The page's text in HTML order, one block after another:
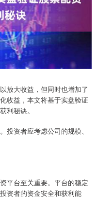
放大收益，但同时也增加了
收益，本文将基于实盘验证
利秘诀。
投资者应考虑公司的规模、
平台至关重要。平台的稳定
资者的资金安全和获利能